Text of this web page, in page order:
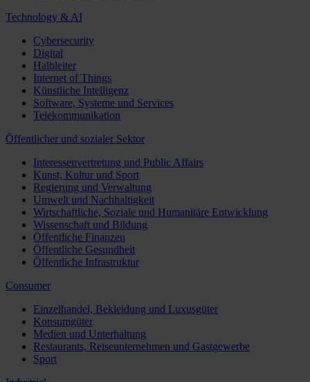
Technology & AI
Cybersecurity
Digital
Halbleiter
Internet of Things
Künstliche Intelligenz
Software, Systeme und Services
Telekommunikation
Öffentlicher und sozialer Sektor
Interessenvertretung und Public Affairs
Kunst, Kultur und Sport
Regierung und Verwaltung
Umwelt und Nachhaltigkeit
Wirtschaftliche, Soziale und Humanitäre Entwicklung
Wissenschaft und Bildung
Öffentliche Finanzen
Öffentliche Gesundheit
Öffentliche Infrastruktur
Consumer
Einzelhandel, Bekleidung und Luxusgüter
Konsumgüter
Medien und Unterhaltung
Restaurants, Reiseunternehmen und Gastgewerbe
Sport